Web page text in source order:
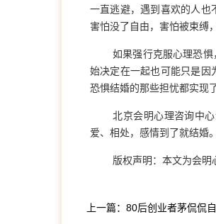
一直逃避，遇到喜欢的人也
害怕没了自由，害怕被束缚
如果强行克服心理恐
始决定在一起也可能只是因
恐惧结婚的那些担忧都实现
北京会明心理咨询中
爱、相处，感情到了就结婚
版权声明：本文为会明
上一篇：80后创业者茅侃侃